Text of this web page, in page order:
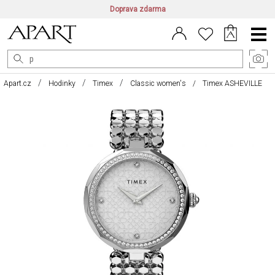
Doprava zdarma
CZ/CZK | EN/EUR PL/PLN
Main
Menu
Apart.cz Hodinky Timex Classic women's Timex ASHEVILLE